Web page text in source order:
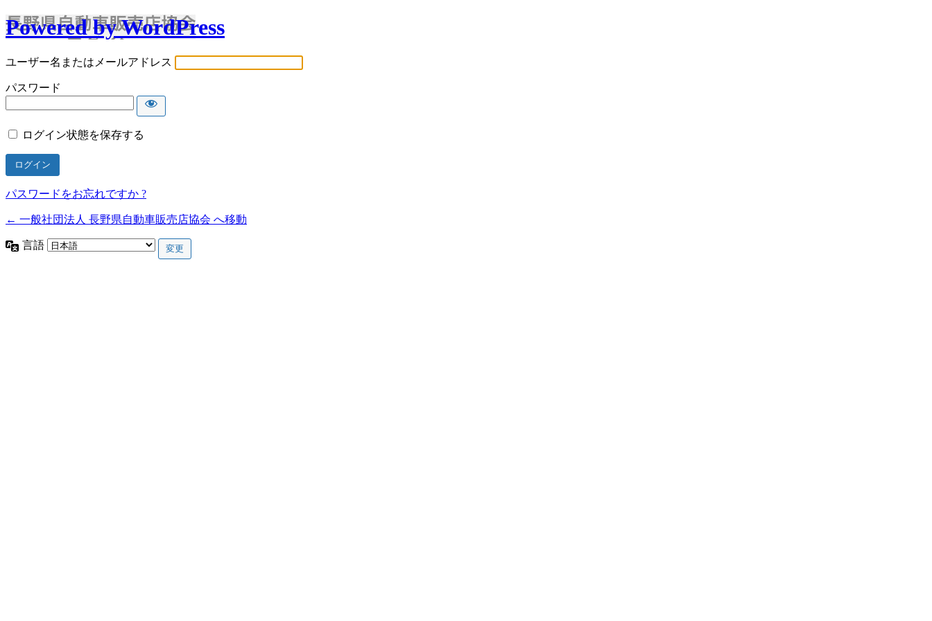
Powered by WordPress
ユーザー名またはメールアドレス
パスワード
ログイン状態を保存する
パスワードをお忘れですか ?
← 一般社団法人 長野県自動車販売店協会 へ移動
言語